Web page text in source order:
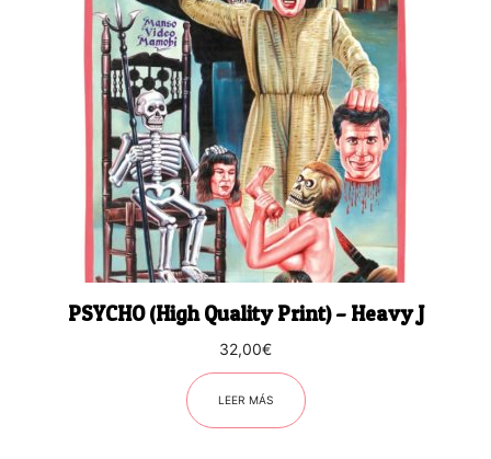
PSYCHO (High Quality Print) – Heavy J
32,00€
LEER MÁS